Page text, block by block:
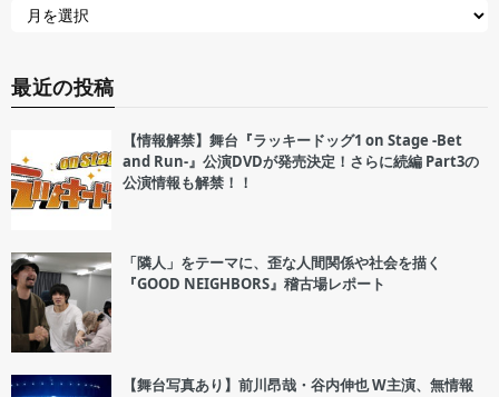
最近の投稿
【情報解禁】舞台『ラッキードッグ1 on Stage -Bet
and Run-』公演DVDが発売決定！さらに続編 Part3の
公演情報も解禁！！
「隣人」をテーマに、歪な人間関係や社会を描く
『GOOD NEIGHBORS』稽古場レポート
【舞台写真あり】前川昂哉・谷内伸也 W主演、無情報